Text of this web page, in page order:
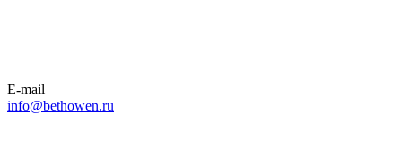
E-mail
info@bethowen.ru